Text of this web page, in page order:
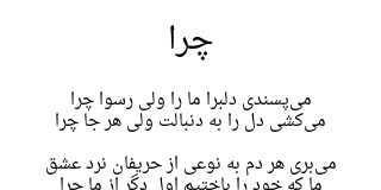
چرا
می‌پسندی دلبرا ما را ولی رسوا چرا
می‌کشی دل را به دنبالت ولی هر جا چرا
می‌بری هر دم به نوعی از حریفان نرد عشق